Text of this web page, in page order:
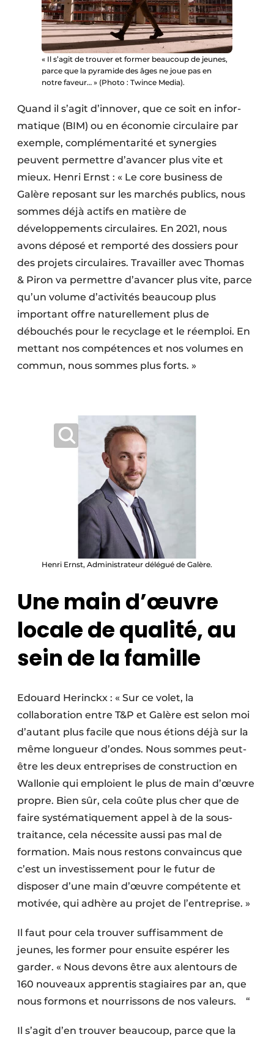
« Il s’agit de trouver et former beaucoup de jeunes,
parce que la pyramide des âges ne joue pas en
notre faveur… » (Photo : Twince Media).
Quand il s’agit d’innover, que ce soit en infor­
matique (BIM) ou en économie circulaire par
exemple, complémentarité et synergies
peuvent permettre d’avancer plus vite et
mieux. Henri Ernst : « Le core business de
Galère reposant sur les marchés publics, nous
sommes déjà actifs en matière de
développements circulaires. En 2021, nous
avons déposé et remporté des dossiers pour
des projets circulaires. Travailler avec Thomas
& Piron va permettre d’avancer plus vite, parce
qu’un volume d’activités beaucoup plus
important offre naturellement plus de
débouchés pour le recyclage et le réemploi. En
mettant nos compétences et nos volumes en
commun, nous sommes plus forts. »
Henri Ernst, Administrateur délégué de Galère.
Une main d’œuvre
locale de qualité, au
sein de la famille
Edouard Herinckx : « Sur ce volet, la
collaboration entre T&P et Galère est selon moi
d’autant plus facile que nous étions déjà sur la
même longueur d’ondes. Nous sommes peut-
être les deux entreprises de construction en
Wallonie qui emploient le plus de main d’œuvre
propre. Bien sûr, cela coûte plus cher que de
faire systématiquement appel à de la sous-
traitance, cela nécessite aussi pas mal de
formation. Mais nous restons convaincus que
c’est un investissement pour le futur de
disposer d’une main d’œuvre compétente et
motivée, qui adhère au projet de l’entreprise. »
Il faut pour cela trouver suffisamment de
jeunes, les former pour ensuite espérer les
garder. « Nous devons être aux alentours de
160 nouveaux apprentis stagiaires par an, que
nous formons et nourrissons de nos valeurs. “
Il s’agit d’en trouver beaucoup, parce que la